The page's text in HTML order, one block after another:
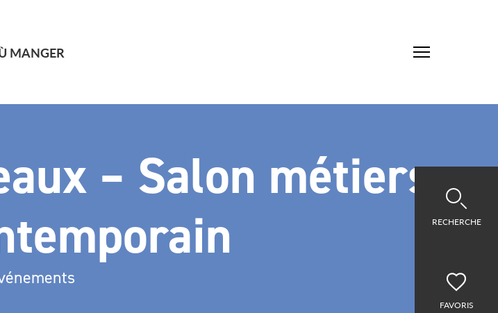
– Salon métiers
MANGER
RECHERCHE
FAVORIS